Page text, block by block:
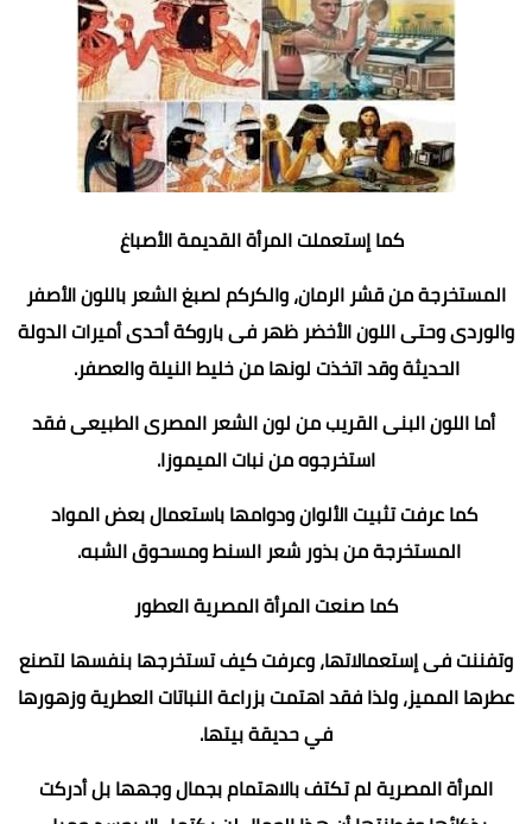
كما إستعملت المرأة القديمة الأصباغ
المستخرجة من قشر الرمان، والكركم لصبغ الشعر باللون الأصفر
والوردى وحتى اللون الأخضر ظهر فى باروكة أحدى أميرات الدولة
الحديثة وقد اتخذت لونها من خليط النيلة والعصفر.
أما اللون البنى القريب من لون الشعر المصرى الطبيعى فقد
استخرجوه من نبات الميموزا.
كما عرفت تثبيت الألوان ودوامها باستعمال بعض المواد
المستخرجة من بذور شعر السنط ومسحوق الشبه.
كما صنعت المرأة المصرية العطور
وتفننت فى إستعمالاتها، وعرفت كيف تستخرجها بنفسها لتصنع
عطرها المميز، ولذا فقد اهتمت بزراعة النباتات العطرية وزهورها
في حديقة بيتها.
المرأة المصرية لم تكتف بالاهتمام بجمال وجهها بل أدركت